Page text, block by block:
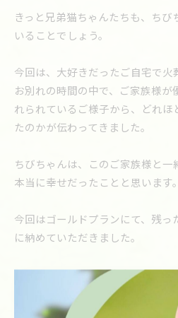
きっと兄弟猫ちゃんたちも、ちび
いることでしょう。
今回は、大好きだったご自宅で火
お別れの時間の中で、ご家族様が
れられているご様子から、どれ
たのかが伝わってきました。
ちびちゃんは、このご家族様と一
本当に幸せだったことと思います。
今回はゴールドプランにて、残っ
に納めていただきました。
ちびちゃん、今まで本当にありが
どうか、ゆっくり休んでね。